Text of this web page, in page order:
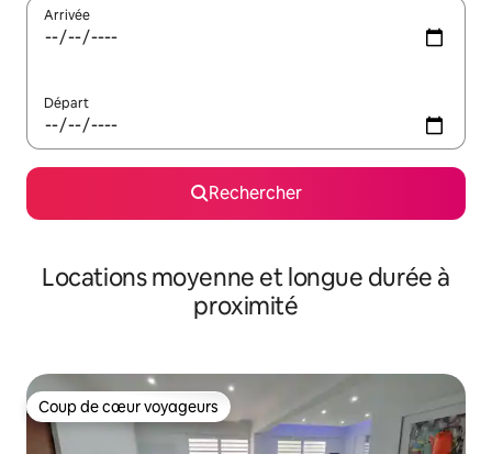
Arrivée
Départ
Rechercher
Locations moyenne et longue durée à
proximité
Coup de cœur voyageurs
Coup de cœur voyageurs